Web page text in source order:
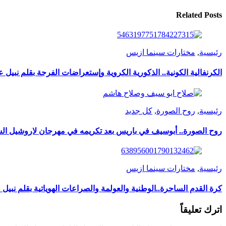
Related Posts
رئيسية, مختارات سينما ازيس
الكرنفالية الكونية.. الذكورية الكروية وإستعراضات الفرجة بقلم نبيل
رئيسية, روح الصورة, كل جديد
روح الصورة.. أبوسيف في باريس بعد تكريمه في مهرجان لاروشيل
رئيسية, مختارات سينما ازيس
كرة القدم الساحرة..الوطنية والعولمة والصراعات الهوياتية بقلم نبيل
اترك تعليقاً